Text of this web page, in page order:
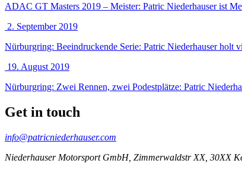
ADAC GT Masters 2019 – Meister: Patric Niederhauser ist
2. September 2019
Nürburgring: Beeindruckende Serie: Patric Niederhauser holt
19. August 2019
Nürburgring: Zwei Rennen, zwei Podestplätze: Patric
Get in touch
info@patricniederhauser.com
Niederhauser Motorsport GmbH, Zimmerwaldstr XX, 30XX